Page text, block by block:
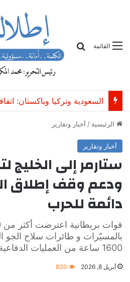
القائمة
الرئيسية / أخبار وتقارير
أخبار وتقارير
ستارمر إلى الخليج
ودعم وقف إطلاق
دائمة للحرب
بالمسيّرات و طائرات سلاح الجو
1600 ساعة من العمليات الدفاعية
أبريل 8, 2026 830